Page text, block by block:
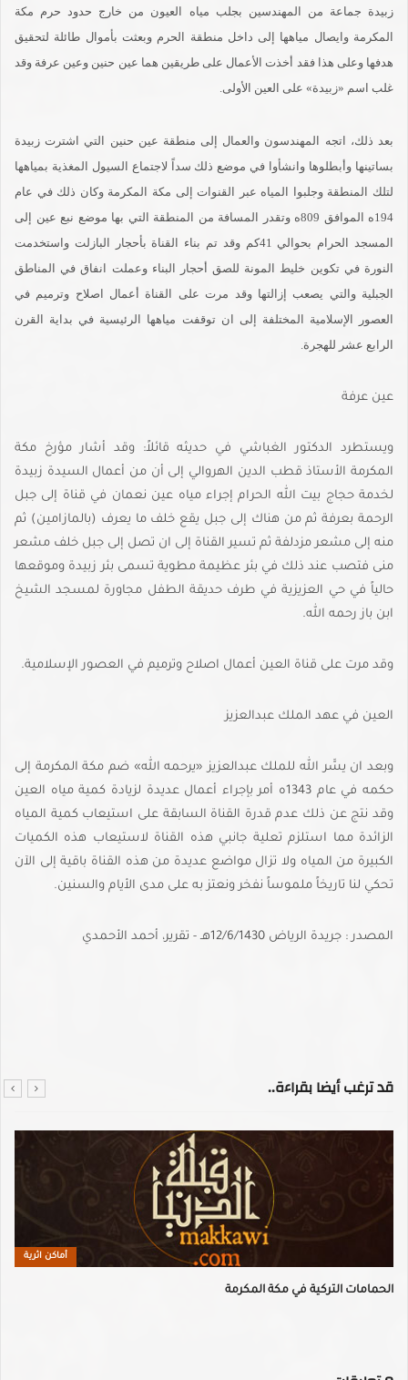
زبيدة جماعة من المهندسين بجلب مياه العيون من خارج حدود حرم مكة
المكرمة وايصال مياهها إلى داخل منطقة الحرم وبعثت بأموال طائلة لتحقيق
هدفها وعلى هذا فقد أخذت الأعمال على طريقين هما عين حنين وعين عرفة وقد
غلب اسم «زبيدة» على العين الأولى.
بعد ذلك، اتجه المهندسون والعمال إلى منطقة عين حنين التي اشترت زبيدة
بساتينها وأبطلوها وانشأوا في موضع ذلك سداً لاجتماع السيول المغذية بمياهها
لتلك المنطقة وجلبوا المياه عبر القنوات إلى مكة المكرمة وكان ذلك في عام
194ه الموافق 809ه وتقدر المسافة من المنطقة التي بها موضع نبع عين إلى
المسجد الحرام بحوالي 41كم وقد تم بناء القناة بأحجار البازلت واستخدمت
النورة في تكوين خليط المونة للصق أحجار البناء وعملت انفاق في المناطق
الجبلية والتي يصعب إزالتها وقد مرت على القناة أعمال اصلاح وترميم في
العصور الإسلامية المختلفة إلى ان توقفت مياهها الرئيسية في بداية القرن
الرابع عشر للهجرة.
عين عرفة
ويستطرد الدكتور الغباشي في حديثه قائلاً: وقد أشار مؤرخ مكة
المكرمة الأستاذ قطب الدين الهروالي إلى أن من أعمال السيدة زبيدة
لخدمة حجاج بيت الله الحرام إجراء مياه عين نعمان في قناة إلى جبل
الرحمة بعرفة ثم من هناك إلى جبل يقع خلف ما يعرف (بالمازامين) ثم
منه إلى مشعر مزدلفة ثم تسير القناة إلى ان تصل إلى جبل خلف مشعر
منى فتصب عند ذلك في بئر عظيمة مطوية تسمى بئر زبيدة وموقعها
حالياً في حي العزيزية في طرف حديقة الطفل مجاورة لمسجد الشيخ
ابن باز رحمه الله.
وقد مرت على قناة العين أعمال اصلاح وترميم في العصور الإسلامية.
العين في عهد الملك عبدالعزيز
وبعد ان يسَّر الله للملك عبدالعزيز «يرحمه الله» ضم مكة المكرمة إلى
حكمه في عام 1343ه أمر بإجراء أعمال عديدة لزيادة كمية مياه العين
وقد نتج عن ذلك عدم قدرة القناة السابقة على استيعاب كمية المياه
الزائدة مما استلزم تعلية جانبي هذه القناة لاستيعاب هذه الكميات
الكبيرة من المياه ولا تزال مواضع عديدة من هذه القناة باقية إلى الآن
تحكي لنا تاريخاً ملموساً نفخر ونعتز به على مدى الأيام والسنين.
المصدر : جريدة الرياض 12/6/1430هـ - تقرير، أحمد الأحمدي
قد ترغب أيضا بقراءة..
أماكن اثرية
الحمامات التركية في مكة المكرمة